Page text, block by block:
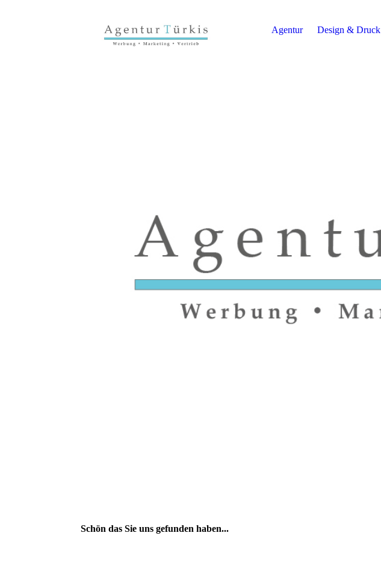
Agentur Design & Druck
Schön das Sie uns gefunden haben...